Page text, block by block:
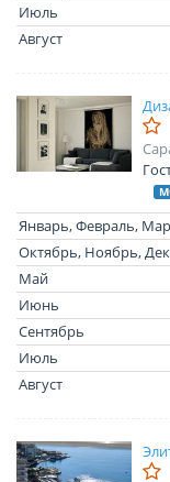
Июль
Август
Январь, Февраль,
Октябрь, Ноябрь,
Май
Июнь
Сентябрь
Июль
Август